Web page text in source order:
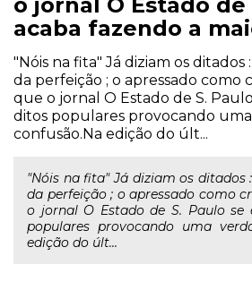
acaba fazendo a
"Nóis na fita" Já diziam os ditados
da perfeição ; o apressado como
que o jornal O Estado de S.
ditos populares provocando
confusão.Na edição do últ...
"Nóis na fita" Já diziam os ditados
da perfeição ; o apressado como
o jornal O Estado de S. Paulo se
populares provocando uma
edição do últ...